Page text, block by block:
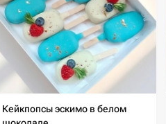
Кейкпопсы эскимо в белом